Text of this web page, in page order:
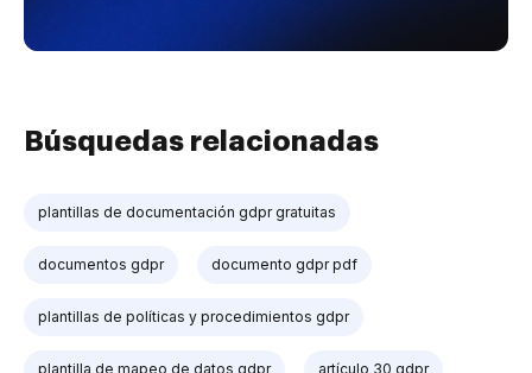
Búsquedas relacionadas
plantillas de documentación gdpr gratuitas
documentos gdpr documento gdpr pdf
plantillas de políticas y procedimientos gdpr
plantilla de mapeo de datos gdpr artículo 30 gdpr